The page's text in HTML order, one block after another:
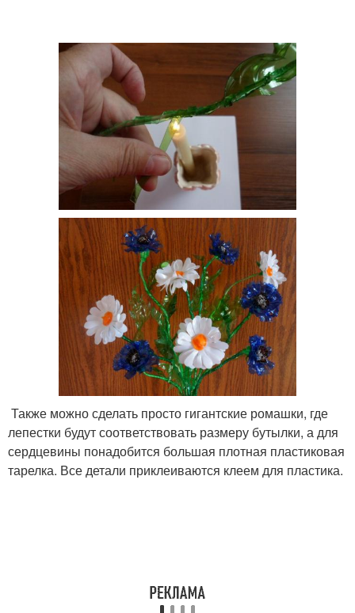
Также можно сделать просто гигантские ромашки, где
лепестки будут соответствовать размеру бутылки, а для
сердцевины понадобится большая плотная пластиковая
тарелка. Все детали приклеиваются клеем для пластика.